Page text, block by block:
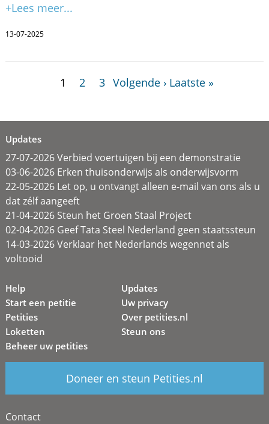
+Lees meer...
13-07-2025
1 2 3 Volgende › Laatste »
Updates
27-07-2026 Verbied voertuigen bij een demonstratie
03-06-2026 Erken thuisonderwijs als onderwijsvorm
22-05-2026 Let op, u ontvangt alleen e-mail van ons als u
dat zélf aangeeft
21-04-2026 Steun het Groen Staal Project
02-04-2026 Geef Tata Steel Nederland geen staatssteun
14-03-2026 Verklaar het Nederlands wegennet als
voltooid
Help
Start een petitie
Petities
Loketten
Beheer uw petities
Updates
Uw privacy
Over petities.nl
Steun ons
Doneer en steun Petities.nl
Contact